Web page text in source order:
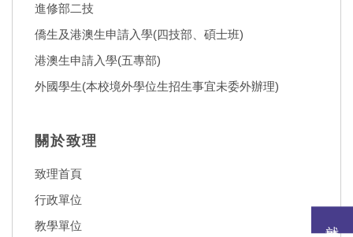
進修部二技
僑生及港澳生申請入學(四技部、碩士班)
港澳生申請入學(五專部)
外國學生(本校境外學位生招生事宜未委外辦理)
關於致理
致理首頁
行政單位
教學單位